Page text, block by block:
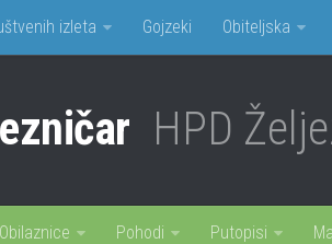
izleta Gojzeki Obiteljska
HPD
Obilaznice Pohodi Putopisi